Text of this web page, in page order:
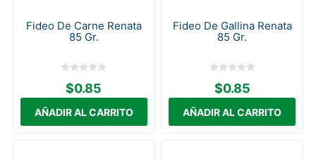
Fideo De Carne Renata
85 Gr.
$0.85
Fideo De Gallina Renata
85 Gr.
$0.85